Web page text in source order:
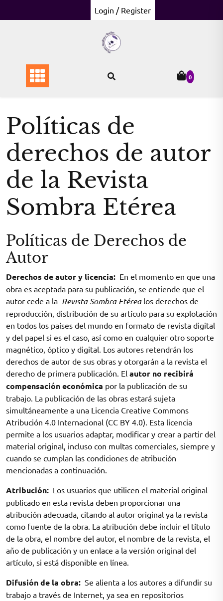
to
Login / Register
0
Políticas de
derechos de autor
de la Revista
Sombra Etérea
Políticas de Derechos de
Autor
Derechos de autor y licencia: En el momento en que una
obra es aceptada para su publicación, se entiende que el
autor cede a la Revista Sombra Etérealos derechos de
reproducción, distribución de su artículo para su explotación
en todos los países del mundo en formato de revista digital
y del papel si es el caso, así como en cualquier otro soporte
magnético, óptico y digital. Los autores retendrán los
derechos de autor de sus obras y otorgarán a la revista el
derecho de primera publicación. El autor no recibirá
compensación económica por la publicación de su
trabajo. La publicación de las obras estará sujeta
simultáneamente a una Licencia Creative Commons
Atribución 4.0 Internacional (CC BY 4.0). Esta licencia
permite a los usuarios adaptar, modificar y crear a partir del
material original, incluso con multas comerciales, siempre y
cuando se cumplan las condiciones de atribución
mencionadas a continuación.
Atribución: Los usuarios que utilicen el material original
publicado en esta revista deben proporcionar una
atribución adecuada, citando al autor original ya la revista
como fuente de la obra. La atribución debe incluir el título
de la obra, el nombre del autor, el nombre de la revista, el
año de publicación y un enlace a la versión original del
artículo, si está disponible en línea.
Difusión de la obra: Se alienta a los autores a difundir su
trabajo a través de Internet, ya sea en repositorios